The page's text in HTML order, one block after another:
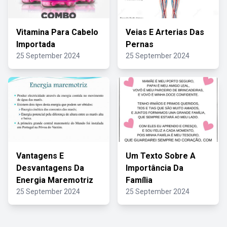
Vitamina Para Cabelo
Importada
25 September 2024
Veias E Arterias Das
Pernas
25 September 2024
Vantagens E
Desvantagens Da
Energia Maremotriz
25 September 2024
Um Texto Sobre A
Importância Da
Família
25 September 2024